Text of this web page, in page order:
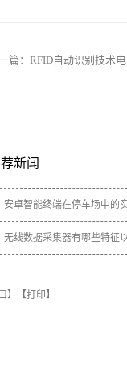
篇： RFID自动识别技术
新闻
安卓智能终端在停车场中的
无线数据采集器有哪些特征
】 【打印】